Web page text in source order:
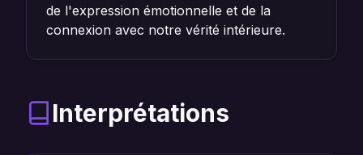
de l'expression émotionnelle et de la
connexion avec notre vérité intérieure.
Interprétations